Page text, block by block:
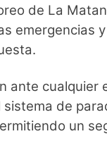
de La
emergencias
ante cualquier
sistema de
un